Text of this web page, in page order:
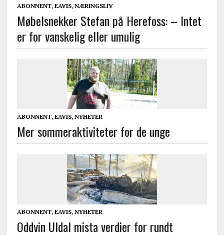
ABONNENT, EAVIS, NÆRINGSLIV
Møbelsnekker Stefan på Herefoss: – Intet
er for vanskelig eller umulig
ABONNENT, EAVIS, NYHETER
Mer sommeraktiviteter for de unge
ABONNENT, EAVIS, NYHETER
Oddvin Uldal mista verdier for rundt